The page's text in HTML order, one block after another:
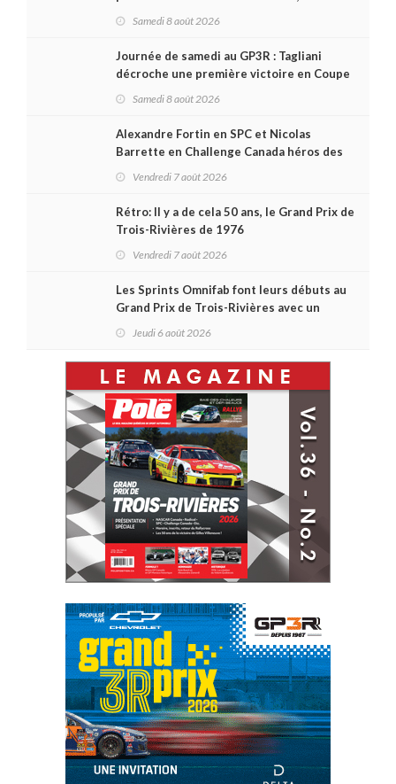
Samedi 8 août 2026
Journée de samedi au GP3R : Tagliani
décroche une première victoire en Coupe
Samedi 8 août 2026
Alexandre Fortin en SPC et Nicolas
Barrette en Challenge Canada héros des
Vendredi 7 août 2026
Rétro: Il y a de cela 50 ans, le Grand Prix de
Trois-Rivières de 1976
Vendredi 7 août 2026
Les Sprints Omnifab font leurs débuts au
Grand Prix de Trois-Rivières avec un
Jeudi 6 août 2026